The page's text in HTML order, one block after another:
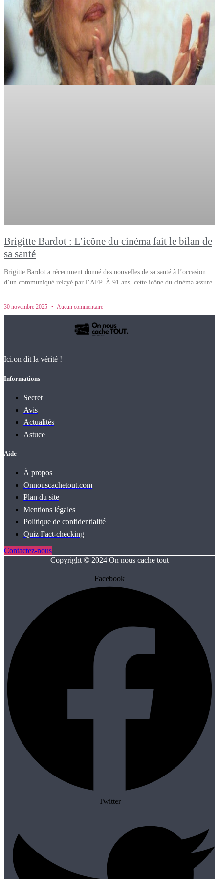
Brigitte Bardot : L’icône du cinéma fait le bilan de
sa santé
Brigitte Bardot a récemment donné des nouvelles de sa santé à l’occasion
d’un communiqué relayé par l’AFP. À 91 ans, cette icône du cinéma assure
30 novembre 2025 Aucun commentaire
Ici,on dit la vérité !
Informations
Secret
Avis
Actualités
Astuce
Aide
À propos
Onnouscachetout.com
Plan du site
Mentions légales
Politique de confidentialité
Quiz Fact‑checking
Contactez-nous
Copyright © 2024 On nous cache tout
Facebook
Twitter